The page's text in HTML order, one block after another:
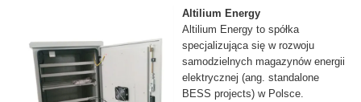
Altilium Energy
Altilium Energy to spółka
specjalizująca się w rozwoju
samodzielnych magazynów energii
elektrycznej (ang. standalone
BESS projects) w Polsce.